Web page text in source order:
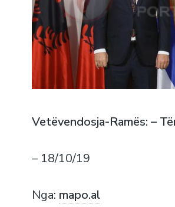
Vetëvendosja-Ramës: –
– 18/10/19
Nga: mapo.al